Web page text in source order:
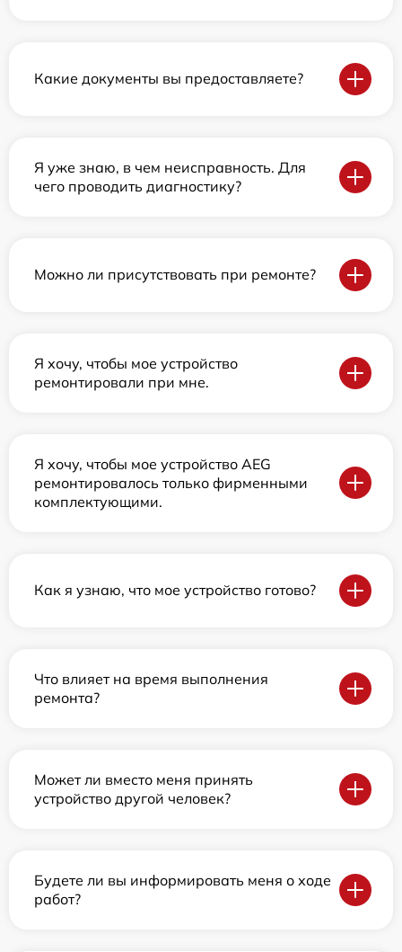
Какие документы вы предоставляете?
Я уже знаю, в чем неисправность. Для
чего проводить диагностику?
Можно ли присутствовать при ремонте?
Я хочу, чтобы мое устройство
ремонтировали при мне.
Я хочу, чтобы мое устройство AEG
ремонтировалось только фирменными
комплектующими.
Как я узнаю, что мое устройство готово?
Что влияет на время выполнения
ремонта?
Может ли вместо меня принять
устройство другой человек?
Будете ли вы информировать меня о ходе
работ?